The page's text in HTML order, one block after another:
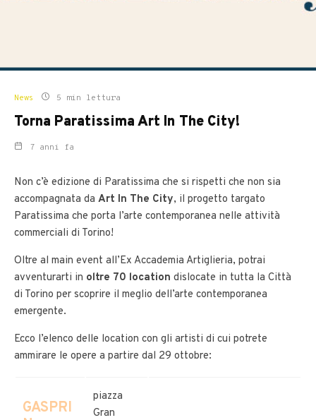
News 5 min lettura
Torna Paratissima Art In The City!
7 anni fa
Non c’è edizione di Paratissima che si rispetti che non sia
accompagnata da Art In The City, il progetto targato
Paratissima che porta l’arte contemporanea nelle attività
commerciali di Torino!
Oltre al main event all’Ex Accademia Artiglieria, potrai
avventurarti in oltre 70 location dislocate in tutta la Città
di Torino per scoprire il meglio dell’arte contemporanea
emergente.
Ecco l’elenco delle location con gli artisti di cui potrete
ammirare le opere a partire dal 29 ottobre:
GASPRI
piazza
Gran